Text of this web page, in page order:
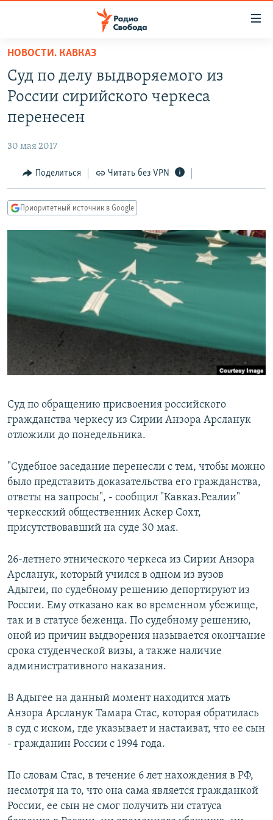
упрощенного
доступа
Вернуться
основному
Вернутся
Вернутся
ПОДКАСТЫ
АВТОРСКИЕ ПРОЕКТЫ
МНЕНИЯ
КУЛЬТУРА
КАВКАЗ.РЕАЛИИ
СЕВЕР.РЕАЛИИ
СИБИРЬ.РЕАЛИИ
РАСПИСАНИЕ ВЕЩАНИЯ
ПОДПИШИТЕСЬ НА РАССЫЛКУ
СОЦИАЛЬНЫЕ СЕТИ
Все сайты РСЕ/РС
НОВОСТИ. КАВКАЗ
Суд по делу выдворяемого из
России сирийского черкеса
перенесен
30 мая 2017
Поделиться Читать без VPN
Приоритетный источник в Google
Суд по обращению присвоения российского
гражданства черкесу из Сирии Анзора Арсланук
отложили до понедельника.
"Судебное заседание перенесли с тем, чтобы можно
было представить доказательства его гражданства,
ответы на запросы", - сообщил "Кавказ.Реалии"
черкесский общественник Аскер Сохт,
присутствовавший на суде 30 мая.
26-летнего этнического черкеса из Сирии Анзора
Арсланук, который учился в одном из вузов
Адыгеи, по судебному решению депортируют из
России. Ему отказано как во временном убежище,
так и в статусе беженца. По судебному решению,
оной из причин выдворения называется окончание
срока студенческой визы, а также наличие
административного наказания.
В Адыгее на данный момент находится мать
Анзора Арсланук Тамара Стас, которая обратилась
в суд с иском, где указывает и настаиват, что ее сын
- гражданин России с 1994 года.
По словам Стас, в течение 6 лет нахождения в РФ,
несмотря на то, что она сама является гражданкой
России, ее сын не смог получить ни статуса